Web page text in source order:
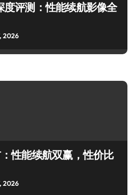
度评测：性能续航影像全
2026
性能续航双赢，性价比
2026